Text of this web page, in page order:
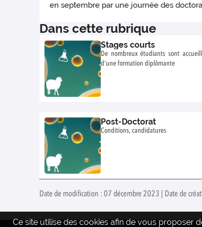
en septembre par une journée des
Dans cette rubrique
Stages courts
De nombreux étudiants sont
d'une formation diplômante
Post-Doctorat
Conditions, candidatures
Date de modification : 07 décembre 2023 | Date de
Ce site utilise des cookies afin de vous proposer